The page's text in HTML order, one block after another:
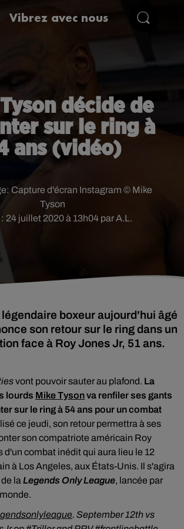
Vibrez avec nous
décide de
sur le ring à
ans (vidéo)
24 juillet 2020 à 13h04 par A.L.
Capture d'écran Instagram © Mike
Tyson
légendaire boxeur aujourd'hui âgé
son retour sur le ring dans un
face à Roy Jones Jr, 51 ans.
vont pouvoir sauter au plafond. La
lourds Mike Tysonva renfiler ses gants
sur le ring à 54 ans pour un combat
ce jeudi, son retour permettra à ses
son compatriote américain Roy
d'un combat inédit qui aura lieu le 12
à Los Angeles, aux États-Unis. Il s'agira
la Legends Only League, lancée par
. September 12th vs